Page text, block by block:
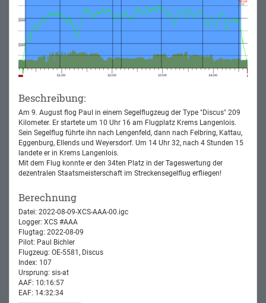
Beschreibung:
Am 9. August flog Paul in einem Segelflugzeug der Type "Discus" 209
Kilometer. Er startete um 10 Uhr 16 am Flugplatz Krems Langenlois.
Sein Segelflug führte ihn nach Lengenfeld, dann nach Felbring, Kattau,
Eggenburg, Ellends und Weyersdorf. Um 14 Uhr 32, nach 4 Stunden 15
landete er in Krems Langenlois.
Mit dem Flug konnte er den 34ten Platz in der Tageswertung der
dezentralen Staatsmeisterschaft im Streckensegelflug erfliegen!
Berechnung
Datei: 2022-08-09-XCS-AAA-00.igc
Logger: XCS #AAA
Flugtag: 2022-08-09
Pilot: Paul Bichler
Flugzeug: OE-5581, Discus
Index: 107
Ursprung: sis-at
AAF: 10:16:57
EAF: 14:32:34